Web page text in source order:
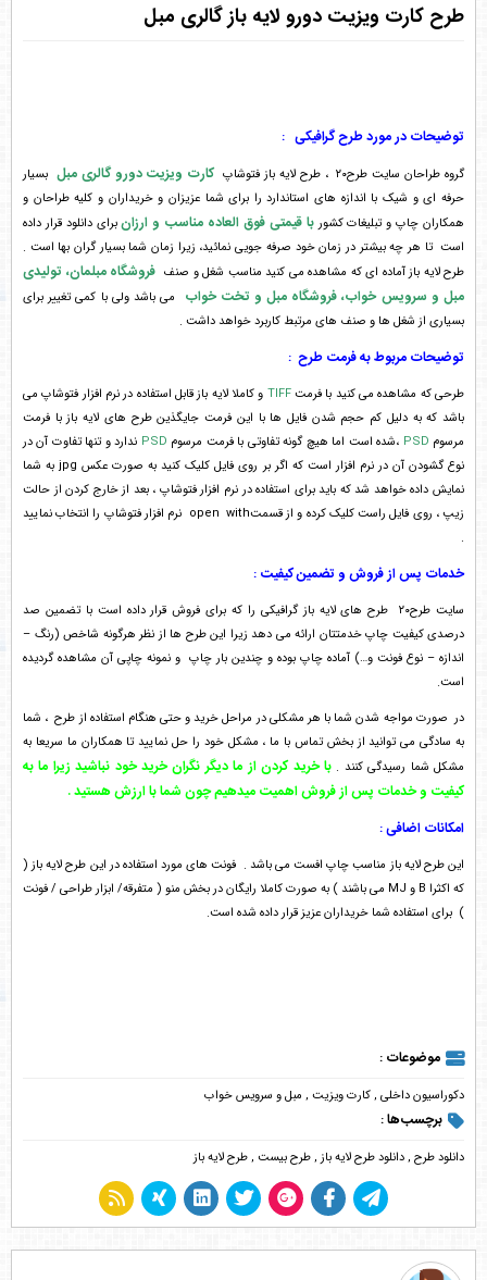
طرح کارت ویزیت دورو لایه باز گالری مبل
توضیحات در مورد طرح گرافیکی :
گروه طراحان سایت طرح۲۰ ، طرح لایه باز فتوشاپ کارت ویزیت دورو گالری مبل بسیار
حرفه ای و شیک با اندازه های استاندارد را برای شما عزیزان و خریداران و کلیه طراحان و
همکاران چاپ و تبلیغات کشوربا قیمتی فوق العاده مناسب و ارزانبرای دانلود قرار داده
است تا هر چه بیشتر در زمان خود صرفه جویی نمائید، زیرا زمان شما بسیار گران بها است .
طرح لایه باز آماده ای که مشاهده می کنید مناسب شغل و صنف فروشگاه مبلمان، تولیدی
مبل و سرویس خواب، فروشگاه مبل و تخت خواب می باشد ولی با کمی تغییر برای
بسیاری از شغل ها و صنف های مرتبط کاربرد خواهد داشت .
توضیحات مربوط به فرمت طرح :
طرحی که مشاهده می کنید با فرمتTIFF و کاملا لایه باز قابل استفاده در نرم افزار فتوشاپ می
باشد که به دلیل کم حجم شدن فایل ها با این فرمت جایگذین طرح های لایه باز با فرمت
مرسوم PSD ،شده است اما هیچ گونه تفاوتی با فرمت مرسوم PSD ندارد و تنها تفاوت آن در
نوع گشودن آن در نرم افزار است که اگر بر روی فایل کلیک کنید به صورت عکس jpg به شما
نمایش داده خواهد شد که باید برای استفاده در نرم افزار فتوشاپ ، بعد از خارج کردن از حالت
زیپ ، روی فایل راست کلیک کرده و از قسمتopen with نرم افزار فتوشاپ را انتخاب نمایید
.
خدمات پس از فروش و تضمین کیفیت :
سایت طرح۲۰ طرح های لایه باز گرافیکی را که برای فروش قرار داده است با تضمین صد
درصدی کیفیت چاپ خدمتتان ارائه می دهد زیرا این طرح ها از نظر هرگونه شاخص (رنگ –
اندازه – نوع فونت و…) آماده چاپ بوده و چندین بار چاپ و نمونه چاپی آن مشاهده گردیده
است.
در صورت مواجه شدن شما با هر مشکلی در مراحل خرید و حتی هنگام استفاده از طرح ، شما
به سادگی می توانید از بخش تماس با ما ، مشکل خود را حل نمایید تا همکاران ما سریعا به
مشکل شما رسیدگی کنند .با خرید کردن از ما دیگر نگران خرید خود نباشید زیرا ما به
کیفیت و خدمات پس از فروش اهمیت میدهیم چون شما با ارزش هستید .
امکانات اضافی:
این طرح لایه باز مناسب چاپ افست می باشد . فونت های مورد استفاده در این طرح لایه باز (
که اکثرا B و MJ می باشند ) به صورت کاملا رایگان در بخش منو ( متفرقه/ ابزار طراحی / فونت
) برای استفاده شما خریداران عزیز قرار داده شده است.
موضوعات :
دکوراسیون داخلی ,کارت ویزیت , مبل و سرويس خواب
برچسب‌ها :
دانلود طرح ,دانلود طرح لایه باز,طرح بیست ,طرح لایه باز